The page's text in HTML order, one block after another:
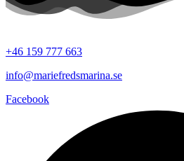
+46 159 777 663
info@mariefredsmarina.se
Facebook